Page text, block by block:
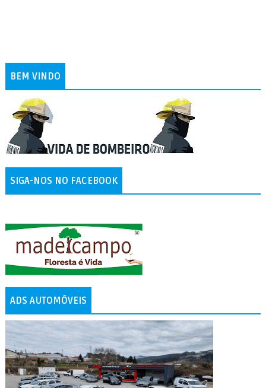
BEM VINDO
SIGA-NOS NO FACEBOOK
ADS AUTOMÓVEIS